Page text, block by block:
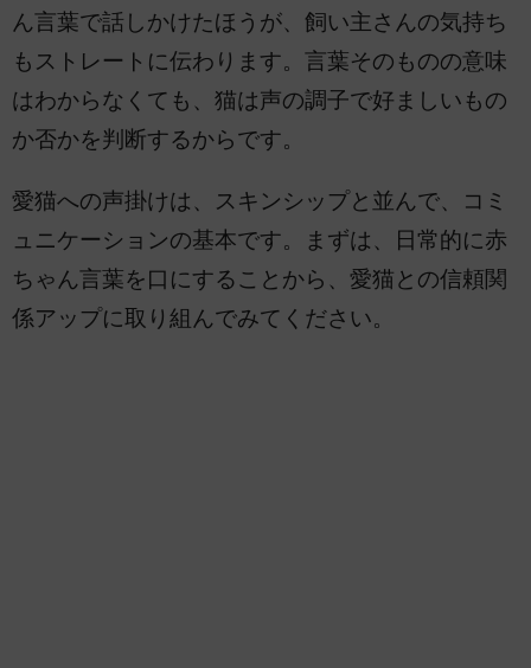
ん言葉で話しかけたほうが、飼い主さんの気持ち
もストレートに伝わります。言葉そのものの意味
はわからなくても、猫は声の調子で好ましいもの
か否かを判断するからです。
愛猫への声掛けは、スキンシップと並んで、コミ
ュニケーションの基本です。まずは、日常的に赤
ちゃん言葉を口にすることから、愛猫との信頼関
係アップに取り組んでみてください。